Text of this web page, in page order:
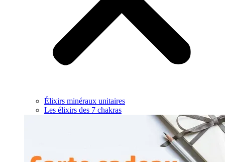
Élixirs minéraux unitaires
Les élixirs des 7 chakras